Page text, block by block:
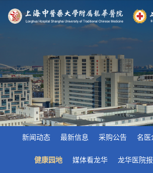
新闻动态 最新信息 采购公告 名医
健康园地 媒体看龙华 龙华医院报